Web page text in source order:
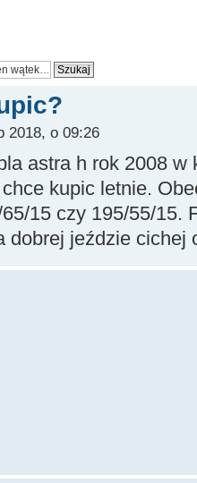
2018, o 09:26
astra h rok 2008 w
kupic letnie.
15 czy 195/55/15.
dobrej jeździe cichej